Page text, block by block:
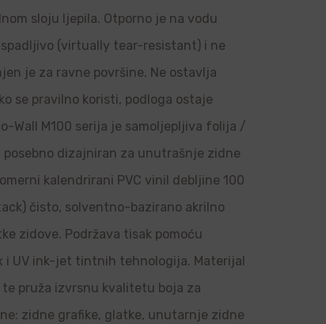
sloju ljepila. Otporno je na vodu
(virtually tear-resistant) i ne
je za ravne površine. Ne ostavlja
se pravilno koristi, podloga ostaje
Wall M100 serija je samoljepljiva folija /
dizajniran za unutrašnje zidne
kalendrirani PVC vinil debljine 100
čisto, solventno-bazirano akrilno
zidove. Podržava tisak pomoću
UV ink-jet tintnih tehnologija. Materijal
pruža izvrsnu kvalitetu boja za
zidne grafike, glatke, unutarnje zidne